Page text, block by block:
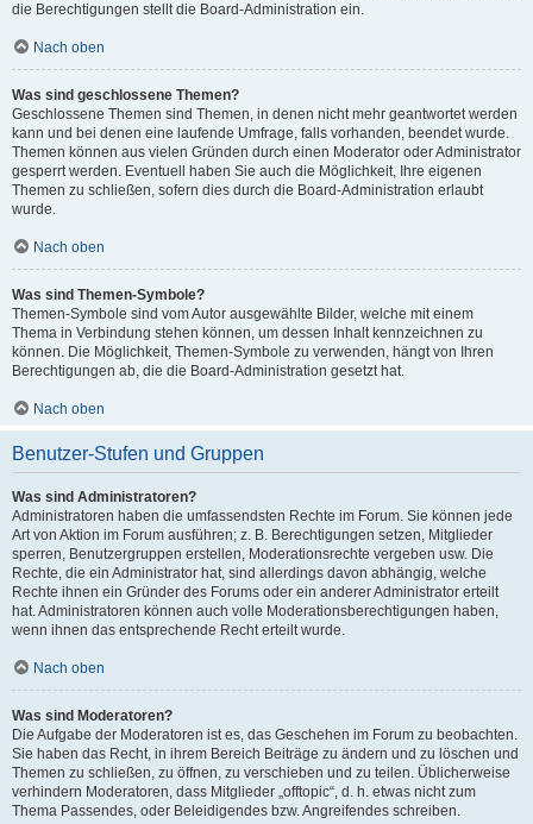
die Berechtigungen stellt die Board-Administration ein.
Nach oben
Was sind geschlossene Themen?
Geschlossene Themen sind Themen, in denen nicht mehr geantwortet werden
kann und bei denen eine laufende Umfrage, falls vorhanden, beendet wurde.
Themen können aus vielen Gründen durch einen Moderator oder Administrator
gesperrt werden. Eventuell haben Sie auch die Möglichkeit, Ihre eigenen
Themen zu schließen, sofern dies durch die Board-Administration erlaubt
wurde.
Nach oben
Was sind Themen-Symbole?
Themen-Symbole sind vom Autor ausgewählte Bilder, welche mit einem
Thema in Verbindung stehen können, um dessen Inhalt kennzeichnen zu
können. Die Möglichkeit, Themen-Symbole zu verwenden, hängt von Ihren
Berechtigungen ab, die die Board-Administration gesetzt hat.
Nach oben
Benutzer-Stufen und Gruppen
Was sind Administratoren?
Administratoren haben die umfassendsten Rechte im Forum. Sie können jede
Art von Aktion im Forum ausführen; z. B. Berechtigungen setzen, Mitglieder
sperren, Benutzergruppen erstellen, Moderationsrechte vergeben usw. Die
Rechte, die ein Administrator hat, sind allerdings davon abhängig, welche
Rechte ihnen ein Gründer des Forums oder ein anderer Administrator erteilt
hat. Administratoren können auch volle Moderationsberechtigungen haben,
wenn ihnen das entsprechende Recht erteilt wurde.
Nach oben
Was sind Moderatoren?
Die Aufgabe der Moderatoren ist es, das Geschehen im Forum zu beobachten.
Sie haben das Recht, in ihrem Bereich Beiträge zu ändern und zu löschen und
Themen zu schließen, zu öffnen, zu verschieben und zu teilen. Üblicherweise
verhindern Moderatoren, dass Mitglieder „offtopic“, d. h. etwas nicht zum
Thema Passendes, oder Beleidigendes bzw. Angreifendes schreiben.